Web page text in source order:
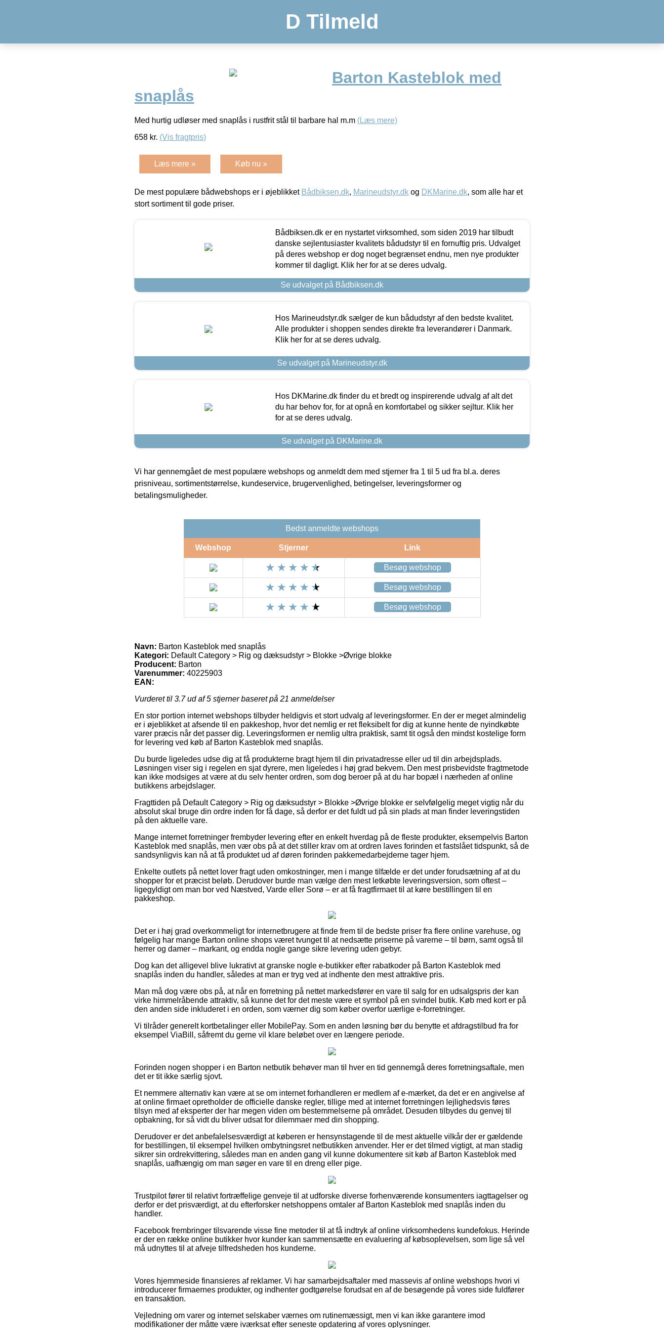
D Tilmeld
Barton Kasteblok med
snaplås
Med hurtig udløser med snaplås i rustfrit stål til barbare hal m.m (Læs mere)
658 kr. (Vis fragtpris)
Læs mere » Køb nu »
De mest populære bådwebshops er i øjeblikket Bådbiksen.dk, Marineudstyr.dk og DKMarine.dk, som alle har et
stort sortiment til gode priser.
Bådbiksen.dk er en nystartet virksomhed, som siden 2019 har tilbudt
danske sejlentusiaster kvalitets bådudstyr til en fornuftig pris. Udvalget
på deres webshop er dog noget begrænset endnu, men nye produkter
kommer til dagligt. Klik her for at se deres udvalg.
Se udvalget på Bådbiksen.dk
Hos Marineudstyr.dk sælger de kun bådudstyr af den bedste kvalitet.
Alle produkter i shoppen sendes direkte fra leverandører i Danmark.
Klik her for at se deres udvalg.
Se udvalget på Marineudstyr.dk
Hos DKMarine.dk finder du et bredt og inspirerende udvalg af alt det
du har behov for, for at opnå en komfortabel og sikker sejltur. Klik her
for at se deres udvalg.
Se udvalget på DKMarine.dk
Vi har gennemgået de mest populære webshops og anmeldt dem med stjerner fra 1 til 5 ud fra bl.a. deres
prisniveau, sortimentstørrelse, kundeservice, brugervenlighed, betingelser, leveringsformer og
betalingsmuligheder.
Bedst anmeldte webshops
Webshop Stjerner Link
Besøg webshop
Besøg webshop
Besøg webshop
Navn: Barton Kasteblok med snaplås
Kategori: Default Category > Rig og dæksudstyr > Blokke >Øvrige blokke
Producent: Barton
Varenummer: 40225903
EAN:
Vurderet til 3.7ud af 5 stjerner baseret på 21 anmeldelser
En stor portion internet webshops tilbyder heldigvis et stort udvalg af leveringsformer. En der er meget almindelig
er i øjeblikket at afsende til en pakkeshop, hvor det nemlig er ret fleksibelt for dig at kunne hente de nyindkøbte
varer præcis når det passer dig. Leveringsformen er nemlig ultra praktisk, samt tit også den mindst kostelige form
for levering ved køb af Barton Kasteblok med snaplås.
Du burde ligeledes udse dig at få produkterne bragt hjem til din privatadresse eller ud til din arbejdsplads.
Løsningen viser sig i regelen en sjat dyrere, men ligeledes i høj grad bekvem. Den mest prisbevidste fragtmetode
kan ikke modsiges at være at du selv henter ordren, som dog beroer på at du har bopæl i nærheden af online
butikkens arbejdslager.
Fragttiden på Default Category > Rig og dæksudstyr > Blokke >Øvrige blokke er selvfølgelig meget vigtig når du
absolut skal bruge din ordre inden for få dage, så derfor er det fuldt ud på sin plads at man finder leveringstiden
på den aktuelle vare.
Mange internet forretninger frembyder levering efter en enkelt hverdag på de fleste produkter, eksempelvis Barton
Kasteblok med snaplås, men vær obs på at det stiller krav om at ordren laves forinden et fastslået tidspunkt, så de
sandsynligvis kan nå at få produktet ud af døren forinden pakkemedarbejderne tager hjem.
Enkelte outlets på nettet lover fragt uden omkostninger, men i mange tilfælde er det under forudsætning af at du
shopper for et præcist beløb. Derudover burde man vælge den mest letkøbte leveringsversion, som oftest –
ligegyldigt om man bor ved Næstved, Varde eller Sorø – er at få fragtfirmaet til at køre bestillingen til en
pakkeshop.
Det er i høj grad overkommeligt for internetbrugere at finde frem til de bedste priser fra flere online varehuse, og
følgelig har mange Barton online shops været tvunget til at nedsætte priserne på varerne – til børn, samt også til
herrer og damer – markant, og endda nogle gange sikre levering uden gebyr.
Dog kan det alligevel blive lukrativt at granske nogle e-butikker efter rabatkoder på Barton Kasteblok med
snaplås inden du handler, således at man er tryg ved at indhente den mest attraktive pris.
Man må dog være obs på, at når en forretning på nettet markedsfører en vare til salg for en udsalgspris der kan
virke himmelråbende attraktiv, så kunne det for det meste være et symbol på en svindel butik. Køb med kort er på
den anden side inkluderet i en orden, som værner dig som køber overfor uærlige e-forretninger.
Vi tilråder generelt kortbetalinger eller MobilePay. Som en anden løsning bør du benytte et afdragstilbud fra for
eksempel ViaBill, såfremt du gerne vil klare beløbet over en længere periode.
Forinden nogen shopper i en Barton netbutik behøver man til hver en tid gennemgå deres forretningsaftale, men
det er tit ikke særlig sjovt.
Et nemmere alternativ kan være at se om internet forhandleren er medlem af e-mærket, da det er en angivelse af
at online firmaet opretholder de officielle danske regler, tillige med at internet forretningen lejlighedsvis føres
tilsyn med af eksperter der har megen viden om bestemmelserne på området. Desuden tilbydes du genvej til
opbakning, for så vidt du bliver udsat for dilemmaer med din shopping.
Derudover er det anbefalelsesværdigt at køberen er hensynstagende til de mest aktuelle vilkår der er gældende
for bestillingen, til eksempel hvilken ombytningsret netbutikken anvender. Her er det tilmed vigtigt, at man stadig
sikrer sin ordrekvittering, således man en anden gang vil kunne dokumentere sit køb af Barton Kasteblok med
snaplås, uafhængig om man søger en vare til en dreng eller pige.
Trustpilot fører til relativt fortræffelige genveje til at udforske diverse forhenværende konsumenters iagttagelser og
derfor er det prisværdigt, at du efterforsker netshoppens omtaler af Barton Kasteblok med snaplås inden du
handler.
Facebook frembringer tilsvarende visse fine metoder til at få indtryk af online virksomhedens kundefokus. Herinde
er der en række online butikker hvor kunder kan sammensætte en evaluering af købsoplevelsen, som lige så vel
må udnyttes til at afveje tilfredsheden hos kunderne.
Vores hjemmeside finansieres af reklamer. Vi har samarbejdsaftaler med massevis af online webshops hvori vi
introducerer firmaernes produkter, og indhenter godtgørelse forudsat en af de besøgende på vores side fuldfører
en transaktion.
Vejledning om varer og internet selskaber værnes om rutinemæssigt, men vi kan ikke garantere imod
modifikationer der måtte være iværksat efter seneste opdatering af vores oplysninger.